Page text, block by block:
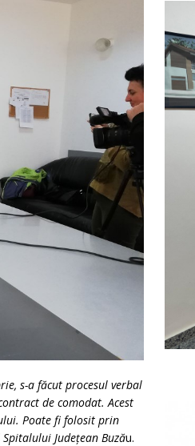
s-a făcut procesul verbal
de comodat. Acest
Poate fi folosit prin
Județean Buzău.